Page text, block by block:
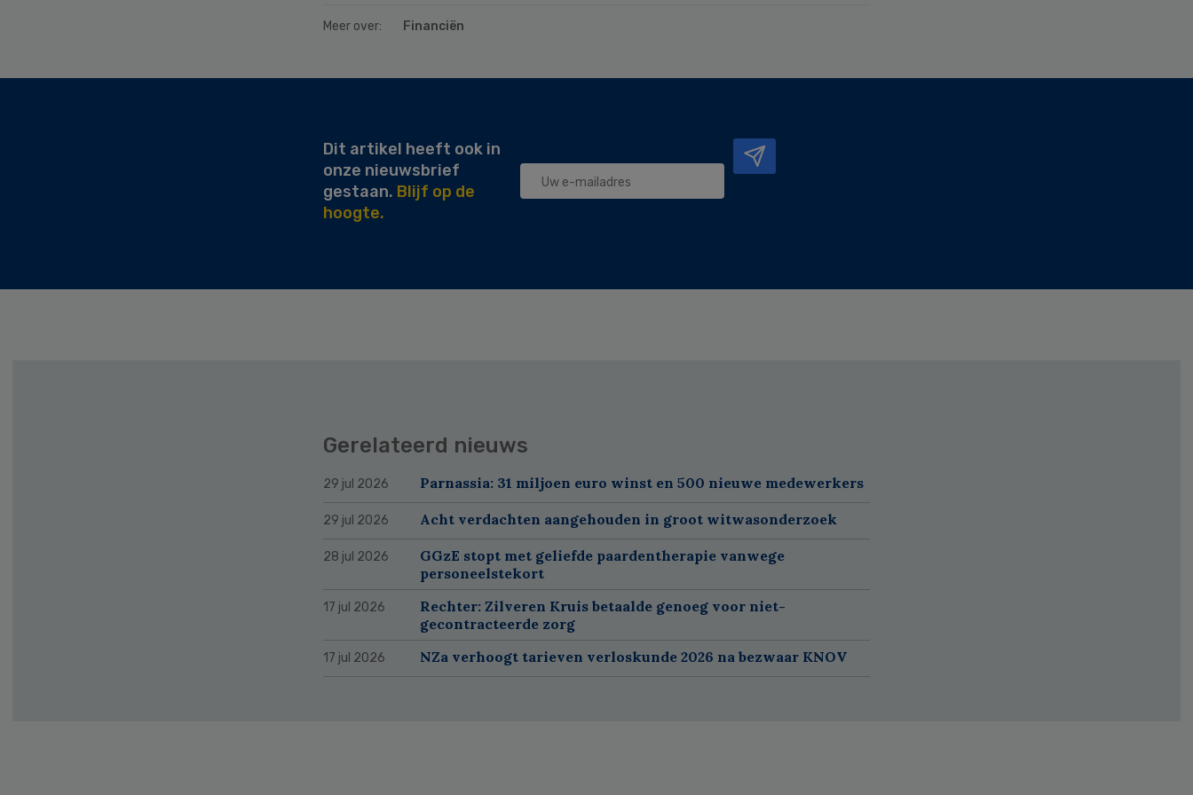
Meer over: Financiën
Dit artikel heeft ook in
onze nieuwsbrief
gestaan. Blijf op de
hoogte.
Gerelateerd nieuws
29 jul 2026 Parnassia: 31 miljoen euro winst en 500 nieuwe medewerkers
29 jul 2026 Acht verdachten aangehouden in groot witwasonderzoek
28 jul 2026
GGzE stopt met geliefde paardentherapie vanwege
personeelstekort
17 jul 2026
Rechter: Zilveren Kruis betaalde genoeg voor niet-
gecontracteerde zorg
17 jul 2026 NZa verhoogt tarieven verloskunde 2026 na bezwaar KNOV